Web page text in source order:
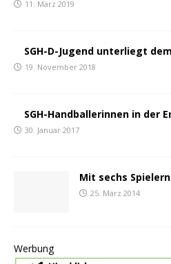
11. März 2019
SGH-D-Jugend unterliegt
19. November 2018
SGH-Handballerinnen in der
30. Januar 2017
Mit sechs
25. März 2014
Werbung